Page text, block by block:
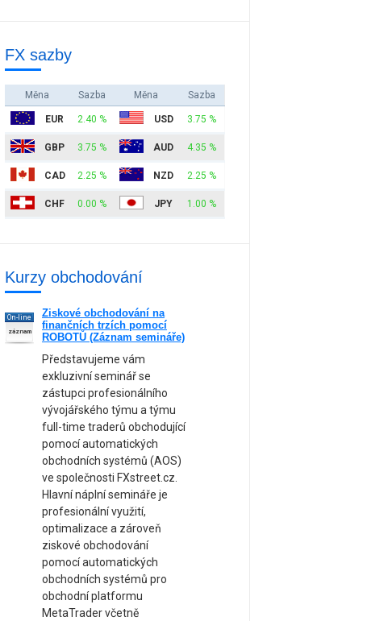
FX sazby
Měna Sazba Měna Sazba
EUR 2.40 % USD 3.75 %
GBP 3.75 % AUD 4.35 %
CAD 2.25 % NZD 2.25 %
CHF 0.00 % JPY 1.00 %
Kurzy obchodování
On-line
záznam
Ziskové obchodování na
finančních trzích pomocí
ROBOTŮ (Záznam semináře)
Představujeme vám
exkluzivní seminář se
zástupci profesionálního
vývojářského týmu a týmu
full-time traderů obchodující
pomocí automatických
obchodních systémů (AOS)
ve společnosti FXstreet.cz.
Hlavní náplní semináře je
profesionální využití,
optimalizace a zároveň
ziskové obchodování
pomocí automatických
obchodních systémů pro
obchodní platformu
MetaTrader včetně